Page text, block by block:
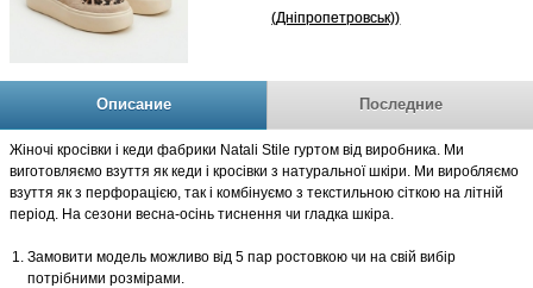
(Дніпропетровськ))
Описание Последние
Жіночі кросівки і кеди фабрики Natali Stile гуртом від виробника. Ми
виготовляємо взуття як кеди і кросівки з натуральної шкіри. Ми виробляємо
взуття як з перфорацією, так і комбінуємо з текстильною сіткою на літній
період. На сезони весна-осінь тиснення чи гладка шкіра.
Замовити модель можливо від 5 пар ростовкою чи на свій вибір
потрібними розмірами.